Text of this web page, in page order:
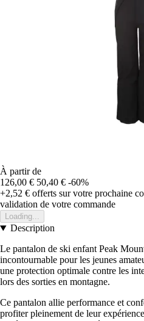
À partir de
126,00 € 50,40 € -60%
+2,52 € offerts sur votre prochaine
validation de votre commande
Loading...
Description
Le pantalon de ski enfant Peak
incontournable pour les jeunes
une protection optimale contre les
lors des sorties en montagne.
Ce pantalon allie performance et
profiter pleinement de leur